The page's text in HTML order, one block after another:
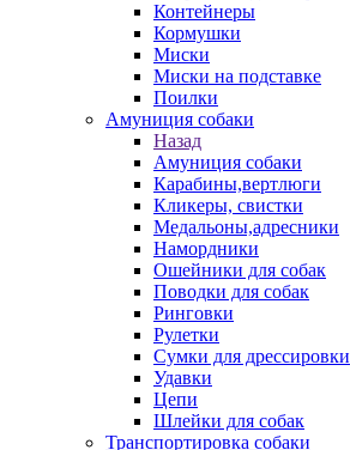
Контейнеры
Кормушки
Миски
Миски на подставке
Поилки
Амуниция собаки
Назад
Амуниция собаки
Карабины,вертлюги
Кликеры, свистки
Медальоны,адресники
Намордники
Ошейники для собак
Поводки для собак
Ринговки
Рулетки
Сумки для дрессировки
Удавки
Цепи
Шлейки для собак
Транспортировка собаки